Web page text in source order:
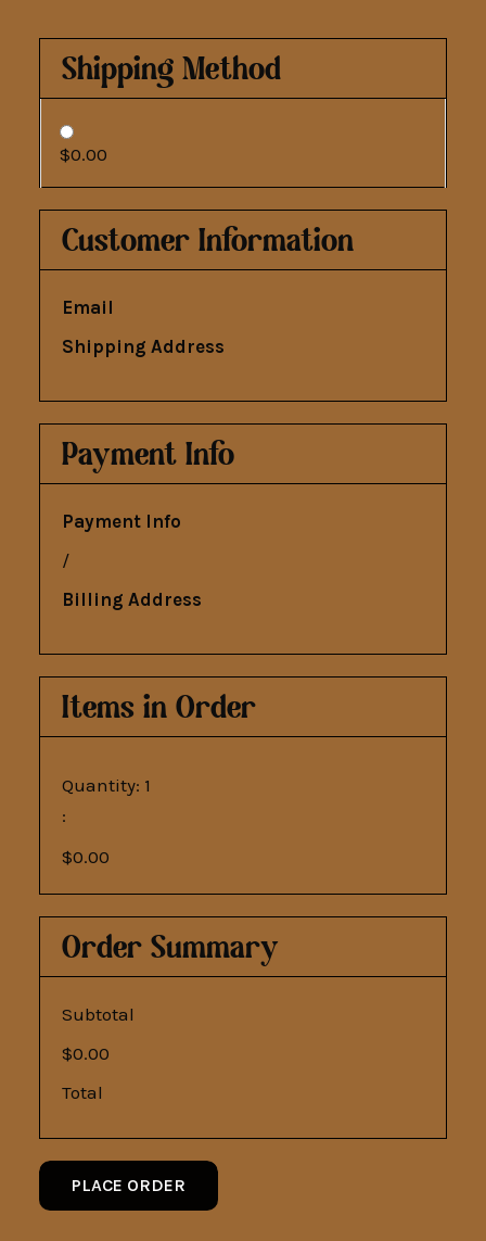
Shipping Method
$0.00
Customer Information
Email
Shipping Address
Payment Info
Payment Info
/
Billing Address
Items in Order
1
:
$0.00
Order Summary
Subtotal
$0.00
Total
PLACE ORDER